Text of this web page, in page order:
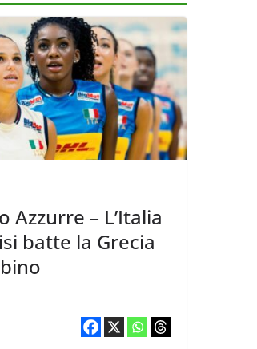
Azzurre – L’Italia
batte la Grecia